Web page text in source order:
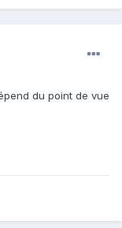
du point de vue